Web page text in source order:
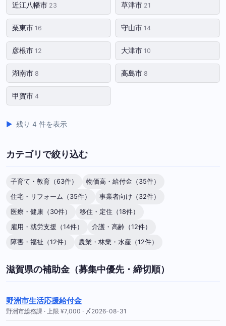
近江八幡市 23 草津市 21
栗東市 16 守山市 14
彦根市 12 大津市 10
湖南市 8 高島市 8
甲賀市 4
残り 4 件を表示
カテゴリで絞り込む
子育て・教育（63件）
物価高・給付金（35件）
住宅・リフォーム（35件）
事業者向け（32件）
医療・健康（30件）
移住・定住（18件）
雇用・就労支援（14件）
介護・高齢（12件）
障害・福祉（12件）
農業・林業・水産（12件）
滋賀県の補助金（募集中優先・締切順）
野洲市生活応援給付金
野洲市総務課 · 上限 ¥7,000 · 〆2026-08-31